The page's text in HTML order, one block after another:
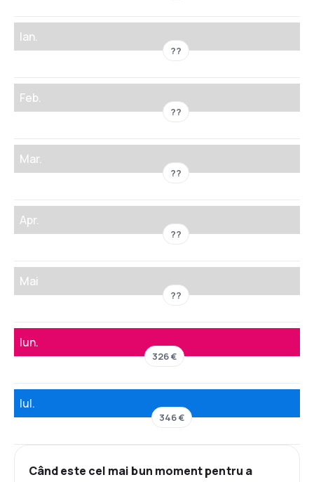
Ian.
??
Feb.
??
Mar.
??
Apr.
??
Mai
??
Iun.
326 €
Iul.
346 €
Când este cel mai bun moment pentru a